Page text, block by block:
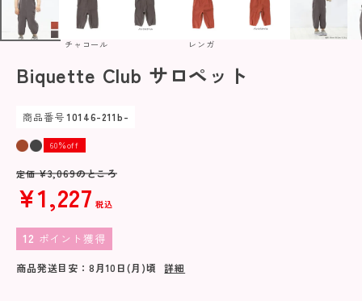
チャコール レンガ
Biquette Club サロペット
商品番号 10146-211b-
60％off
定価 ¥3,069のところ
¥1,227 税込
12 ポイント獲得
商品発送目安： 8月10日(月)頃 詳細